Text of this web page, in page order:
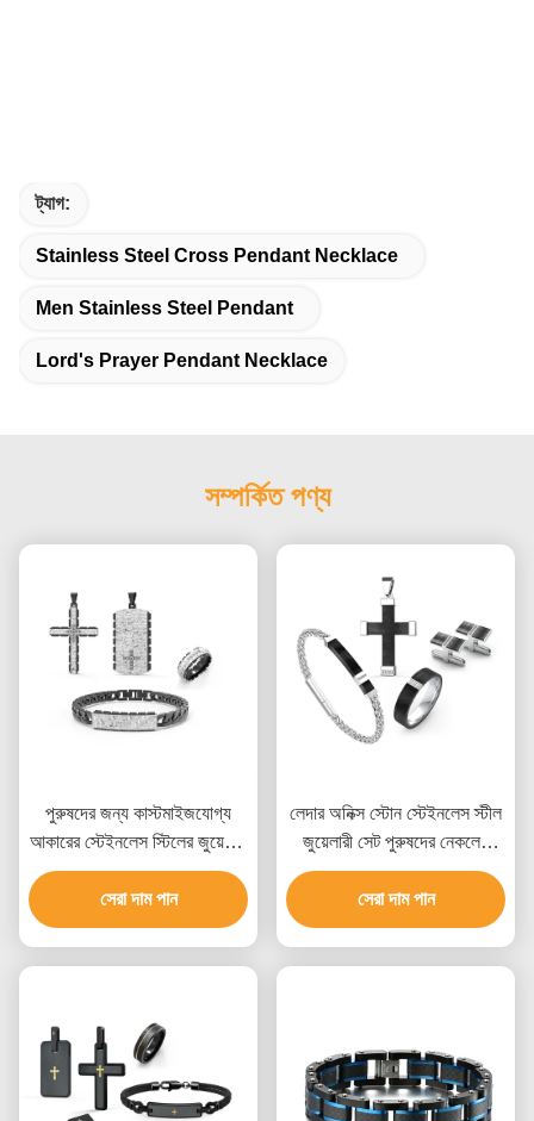
ট্যাগ:
Stainless Steel Cross Pendant Necklace
Men Stainless Steel Pendant
Lord's Prayer Pendant Necklace
সম্পর্কিত পণ্য
পুরুষদের জন্য কাস্টমাইজযোগ্য
আকারের স্টেইনলেস স্টিলের জুয়েলারি
সেট, একাধিক সারফেস ফিনিশ এবং
বিভিন্ন ধাতব বিকল্প সহ
সেরা দাম পান
লেদার অনিক্স স্টোন স্টেইনলেস স্টীল
জুয়েলারী সেট পুরুষদের নেকলেস
কানের দুল এবং রিং সেট
সেরা দাম পান